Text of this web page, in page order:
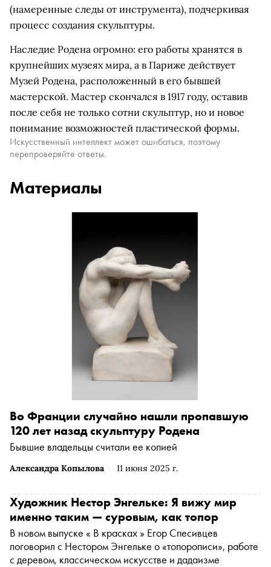
(намеренные следы от инструмента), подчеркивая
процесс создания скульптуры.
Наследие Родена огромно: его работы хранятся в
крупнейших музеях мира, а в Париже действует
Музей Родена, расположенный в его бывшей
мастерской. Мастер скончался в 1917 году, оставив
после себя не только сотни скульптур, но и новое
понимание возможностей пластической формы.
Искусственный интеллект может ошибаться, поэтому
перепроверяйте ответы.
Материалы
Александра Копылова 11 июня 2025 г.
Во Франции случайно нашли пропавшую
120 лет назад скульптуру Родена
Бывшие владельцы считали ее копией
Художник Нестор Энгельке: Я вижу мир
именно таким — суровым, как топор
В новом выпуске « В красках » Егор Спесивцев
поговорил с Нестором Энгельке о «топорописи», работе
с деревом, классическом искусстве и дадаизме